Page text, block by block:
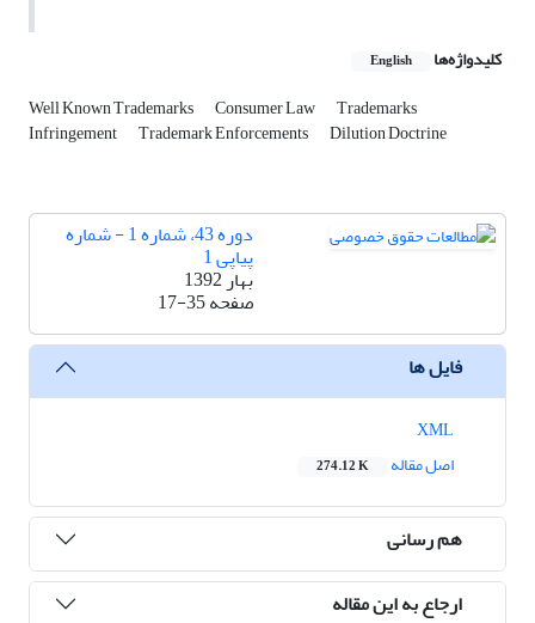
کلیدواژه‌ها English
Well Known Trademarks Consumer Law Trademarks
Infringement Trademark Enforcements Dilution Doctrine
دوره 43، شماره 1 - شماره
پیاپی 1
بهار 1392
صفحه17-35
فایل ها
اصل مقاله
274.12 K
هم رسانی
ارجاع به این مقاله